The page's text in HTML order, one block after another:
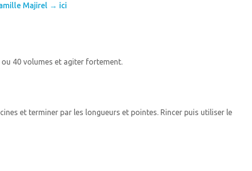
Majirel → ici
ou 40 volumes et agiter fortement.
et terminer par les longueurs et pointes. Rincer puis utiliser le